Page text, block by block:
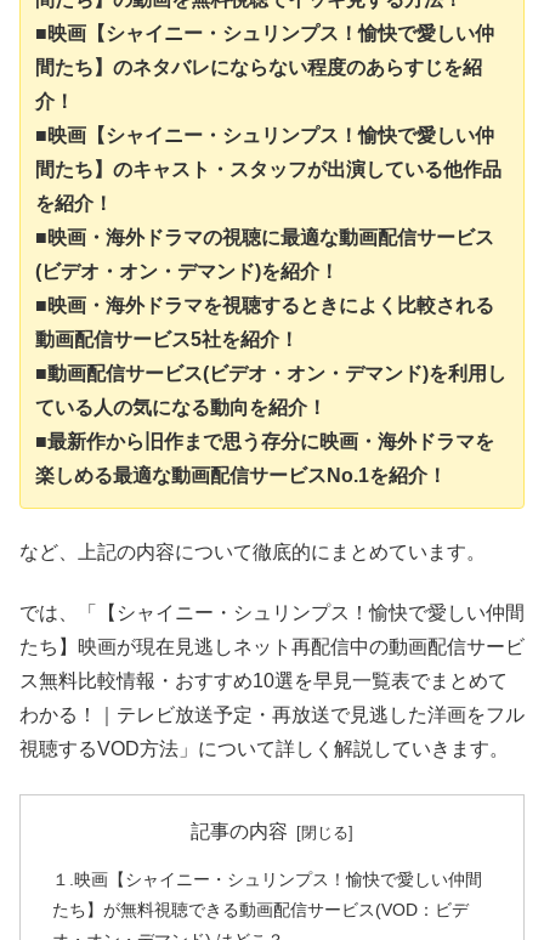
■映画【シャイニー・シュリンプス！愉快で愛しい仲
間たち】のネタバレにならない程度のあらすじを紹
介！
■映画【シャイニー・シュリンプス！愉快で愛しい仲
間たち】のキャスト・スタッフが出演している他作品
を紹介！
■映画・海外ドラマの視聴に最適な動画配信サービス
(ビデオ・オン・デマンド)を紹介！
■映画・海外ドラマを視聴するときによく比較される
動画配信サービス5社を紹介！
■動画配信サービス(ビデオ・オン・デマンド)を利用し
ている人の気になる動向を紹介！
■最新作から旧作まで思う存分に映画・海外ドラマを
楽しめる最適な動画配信サービスNo.1を紹介！
など、上記の内容について徹底的にまとめています。
では、「【シャイニー・シュリンプス！愉快で愛しい仲間
たち】映画が現在見逃しネット再配信中の動画配信サービ
ス無料比較情報・おすすめ10選を早見一覧表でまとめて
わかる！｜テレビ放送予定・再放送で見逃した洋画をフル
視聴するVOD方法」について詳しく解説していきます。
記事の内容
１.映画【シャイニー・シュリンプス！愉快で愛しい仲間
たち】が無料視聴できる動画配信サービス(VOD：ビデ